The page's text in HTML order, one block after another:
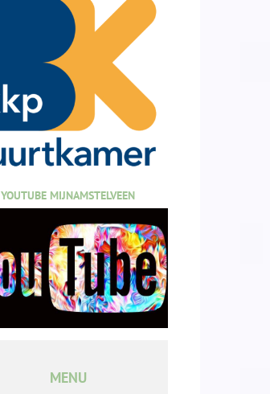
YOUTUBE MIJNAMSTELVEEN
MENU